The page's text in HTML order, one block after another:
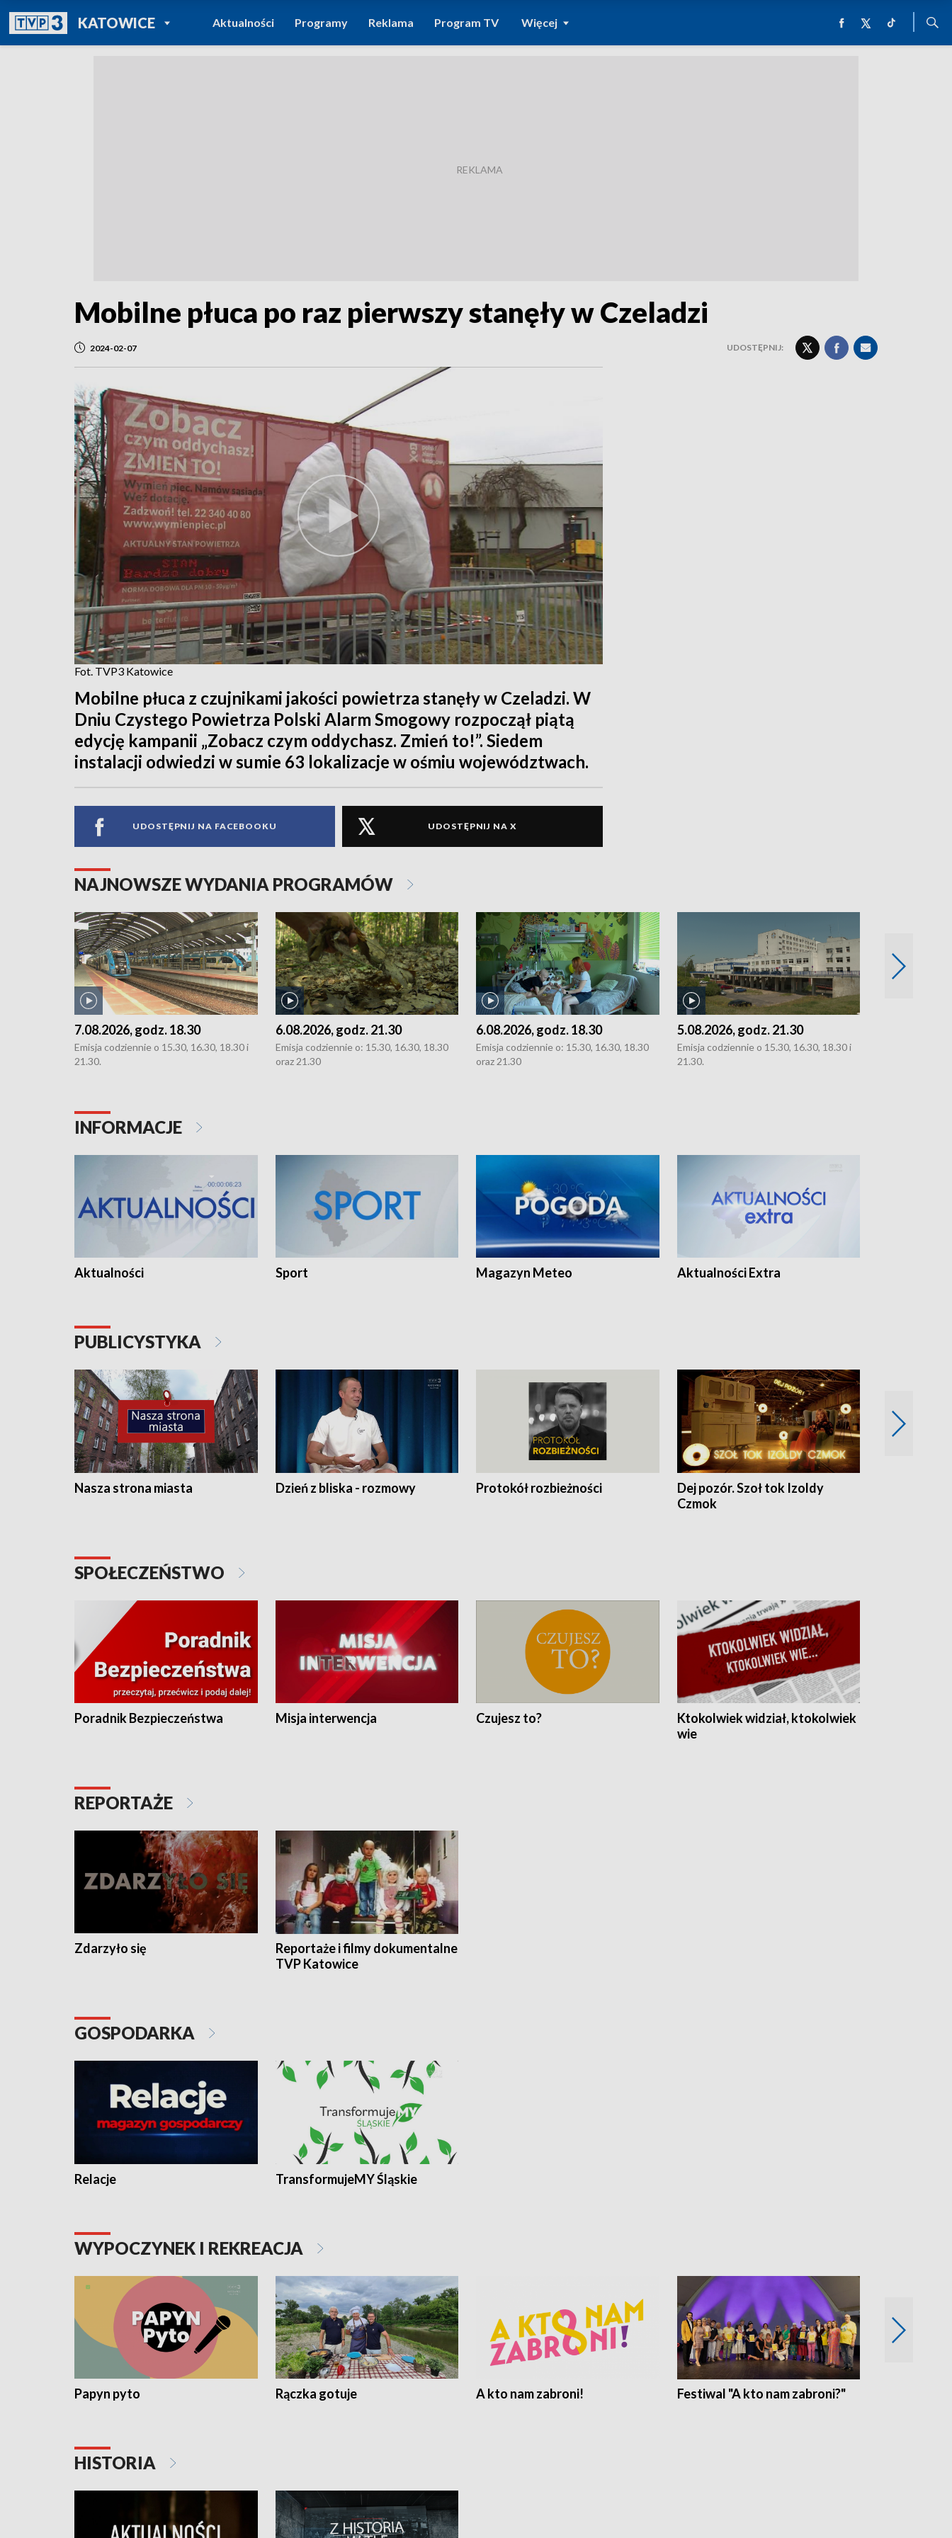
KATOWICEPOWRÓT DO
TVP REGIONY
Aktualności Programy Reklama Program TV Więcej
Mobilne płuca po raz pierwszy stanęły w Czeladzi
2024-02-07 UDOSTĘPNIJ:
Fot. TVP3 Katowice
Mobilne płuca z czujnikami jakości powietrza stanęły w Czeladzi. W
Dniu Czystego Powietrza Polski Alarm Smogowy rozpoczął piątą
edycję kampanii „Zobacz czym oddychasz. Zmień to!”. Siedem
instalacji odwiedzi w sumie 63 lokalizacje w ośmiu województwach.
UDOSTĘPNIJ NA FACEBOOKU UDOSTĘPNIJ NA X
NAJNOWSZE WYDANIA PROGRAMÓW
7.08.2026, godz. 18.30
Emisja codziennie o 15.30, 16.30, 18.30 i
21.30.
6.08.2026, godz. 21.30
Emisja codziennie o: 15.30, 16.30, 18.30
oraz 21.30
6.08.2026, godz. 18.30
Emisja codziennie o: 15.30, 16.30, 18.30
oraz 21.30
5.08.2026, godz. 21.30
Emisja codziennie o 15.30, 16.30, 18.30 i
21.30.
INFORMACJE
Aktualności Sport Magazyn Meteo Aktualności Extra
PUBLICYSTYKA
Nasza strona miasta Dzień z bliska - rozmowy Protokół rozbieżności
Dej pozór. Szoł tok Izoldy
Czmok
SPOŁECZEŃSTWO
Poradnik Bezpieczeństwa Misja interwencja Czujesz to?
Ktokolwiek widział, ktokolwiek
wie
REPORTAŻE
Zdarzyło się
Reportaże i filmy dokumentalne
TVP Katowice
GOSPODARKA
Relacje TransformujeMY Śląskie
WYPOCZYNEK I REKREACJA
Papyn pyto Rączka gotuje A kto nam zabroni! Festiwal "A kto nam zabroni?"
HISTORIA